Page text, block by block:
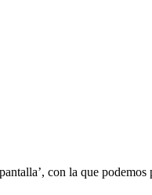
con la que podemos